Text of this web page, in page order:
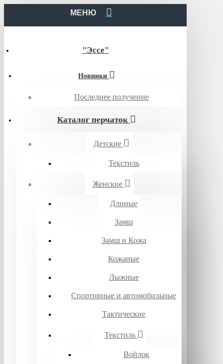
МЕНЮ
"Эссе"
Новинки
Последнее получение
Каталог перчаток
Детские
Текстиль
Женские
Длиные
Замш
Замш и Кожа
Кожаные
Лыжные
Спортивные и автомобильные
Тактические
Текстиль
Войлок